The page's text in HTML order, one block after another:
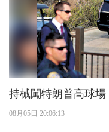
08月05日 20:06:13